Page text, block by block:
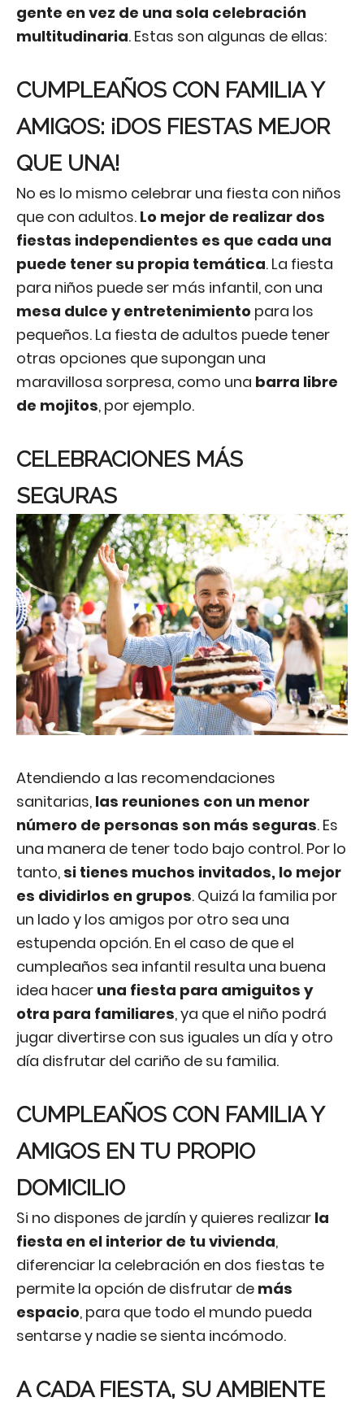
gente en vez de una sola celebración
multitudinaria. Estas son algunas de ellas:
CUMPLEAÑOS CON FAMILIA Y
AMIGOS: ¡DOS FIESTAS MEJOR
QUE UNA!
No es lo mismo celebrar una fiesta con niños
que con adultos. Lo mejor de realizar dos
fiestas independientes es que cada una
puede tener su propia temática. La fiesta
para niños puede ser más infantil, con una
mesa dulce y entretenimiento para los
pequeños. La fiesta de adultos puede tener
otras opciones que supongan una
maravillosa sorpresa, como una barra libre
de mojitos, por ejemplo.
CELEBRACIONES MÁS
SEGURAS
Atendiendo a las recomendaciones
sanitarias, las reuniones con un menor
número de personas son más seguras. Es
una manera de tener todo bajo control. Por lo
tanto, si tienes muchos invitados, lo mejor
es dividirlos en grupos. Quizá la familia por
un lado y los amigos por otro sea una
estupenda opción. En el caso de que el
cumpleaños sea infantil resulta una buena
idea hacer una fiesta para amiguitos y
otra para familiares, ya que el niño podrá
jugar divertirse con sus iguales un día y otro
día disfrutar del cariño de su familia.
CUMPLEAÑOS CON FAMILIA Y
AMIGOS EN TU PROPIO
DOMICILIO
Si no dispones de jardín y quieres realizar la
fiesta en el interior de tu vivienda,
diferenciar la celebración en dos fiestas te
permite la opción de disfrutar de más
espacio, para que todo el mundo pueda
sentarse y nadie se sienta incómodo.
A CADA FIESTA, SU AMBIENTE